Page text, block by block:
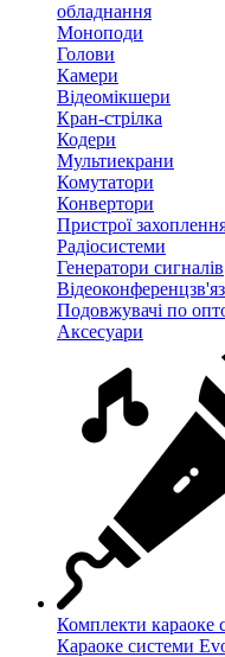
обладнання
Моноподи
Голови
Камери
Відеомікшери
Кран-стрілка
Кодери
Мультиекрани
Комутатори
Конвертори
Пристрої
Радіосистеми
Генератори сигналів
Подовжувачі по
Аксесуари
Комплекти караоке
Караоке системи